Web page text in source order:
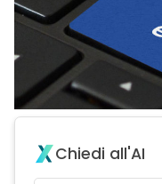
Chiedi all'AI